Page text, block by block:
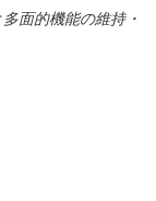
面的機能の維持・